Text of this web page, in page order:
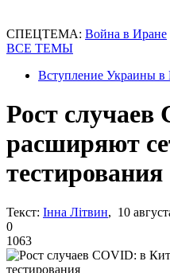
СПЕЦТЕМА: Война в Иране
ВСЕ ТЕМЫ
Вступление Украины в
Рост
расширяют
тестирования
Текст: Інна Літвин, 10
0
1063